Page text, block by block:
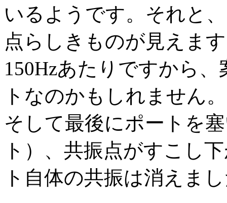
いるようです。それと
点らしきものが見えま
150Hzあたりですから
トなのかもしれません。
そして最後にポートを
ト）、共振点がすこし
ト自体の共振は消えま